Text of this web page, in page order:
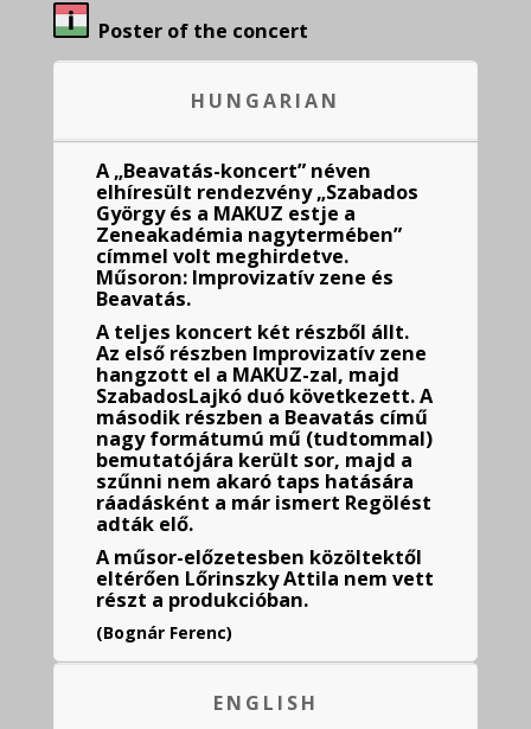
Poster of the concert
HUNGARIAN
A „Beavatás-koncert” néven
elhíresült rendezvény „Szabados
György és a MAKUZ estje a
Zeneakadémia nagytermében”
címmel volt meghirdetve.
Műsoron: Improvizatív zene és
Beavatás.
A teljes koncert két részből állt.
Az első részben Improvizatív zene
hangzott el a MAKUZ-zal, majd
SzabadosLajkó duó következett. A
második részben a Beavatás című
nagy formátumú mű (tudtommal)
bemutatójára került sor, majd a
szűnni nem akaró taps hatására
ráadásként a már ismert Regölést
adták elő.
A műsor-előzetesben közöltektől
eltérően Lőrinszky Attila nem vett
részt a produkcióban.
(Bognár Ferenc)
ENGLISH